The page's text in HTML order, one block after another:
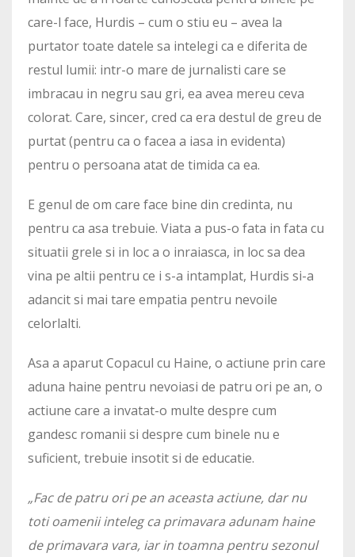
care-l face, Hurdis – cum o stiu eu – avea la
purtator toate datele sa intelegi ca e diferita de
restul lumii: intr-o mare de jurnalisti care se
imbracau in negru sau gri, ea avea mereu ceva
colorat. Care, sincer, cred ca era destul de greu de
purtat (pentru ca o facea a iasa in evidenta)
pentru o persoana atat de timida ca ea.
E genul de om care face bine din credinta, nu
pentru ca asa trebuie. Viata a pus-o fata in fata cu
situatii grele si in loc a o inraiasca, in loc sa dea
vina pe altii pentru ce i s-a intamplat, Hurdis si-a
adancit si mai tare empatia pentru nevoile
celorlalti.
Asa a aparut Copacul cu Haine, o actiune prin care
aduna haine pentru nevoiasi de patru ori pe an, o
actiune care a invatat-o multe despre cum
gandesc romanii si despre cum binele nu e
suficient, trebuie insotit si de educatie.
„Fac de patru ori pe an aceasta actiune, dar nu
toti oamenii inteleg ca primavara adunam haine
de primavara vara, iar in toamna pentru sezonul